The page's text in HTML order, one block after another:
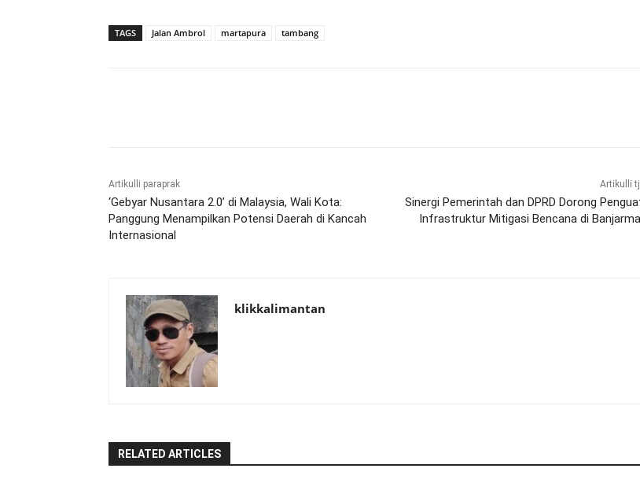
TAGS Jalan Ambrol martapura tambang
Artikulli paraprak
‘Gebyar Nusantara 2.0’ di Malaysia, Wali Kota:
Panggung Menampilkan Potensi Daerah di Kancah
Internasional
Artikulli
Sinergi Pemerintah dan DPRD Dorong
Infrastruktur Mitigasi Bencana di
klikkalimantan
RELATED ARTICLES